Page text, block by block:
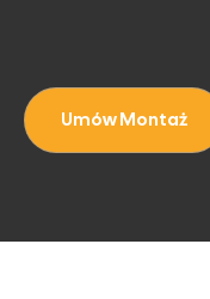
Umów Montaż